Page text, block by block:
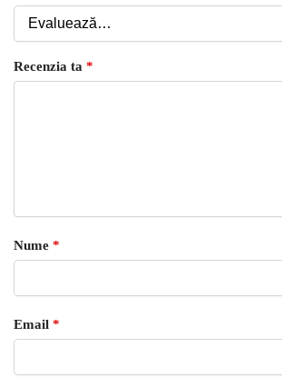
Recenzia ta *
Nume *
Email *